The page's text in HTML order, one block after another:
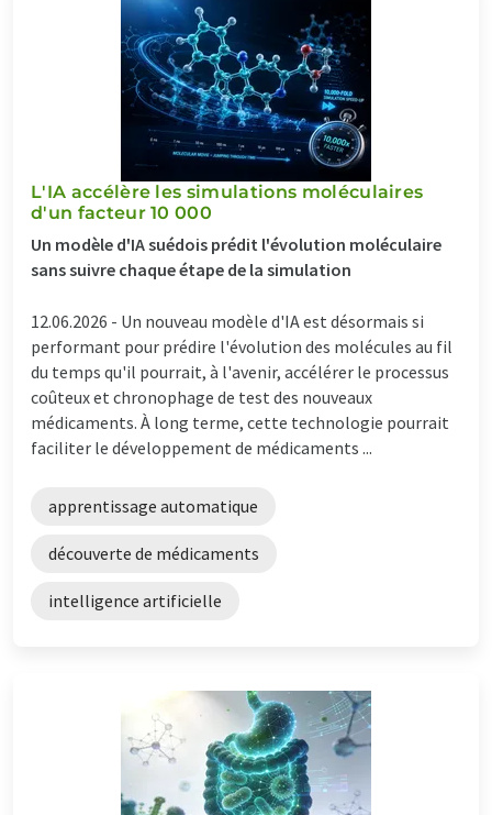
L'IA accélère les simulations moléculaires
d'un facteur 10 000
Un modèle d'IA suédois prédit l'évolution moléculaire
sans suivre chaque étape de la simulation
12.06.2026 - Un nouveau modèle d'IA est désormais si
performant pour prédire l'évolution des molécules au fil
du temps qu'il pourrait, à l'avenir, accélérer le processus
coûteux et chronophage de test des nouveaux
médicaments. À long terme, cette technologie pourrait
faciliter le développement de médicaments ...
apprentissage automatique
découverte de médicaments
intelligence artificielle